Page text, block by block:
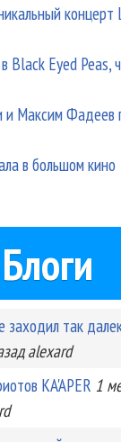
концерт
Black Eyed Peas,
и Максим Фадеев
в большом кино
Блоги
так
alexard
KA'APER 1